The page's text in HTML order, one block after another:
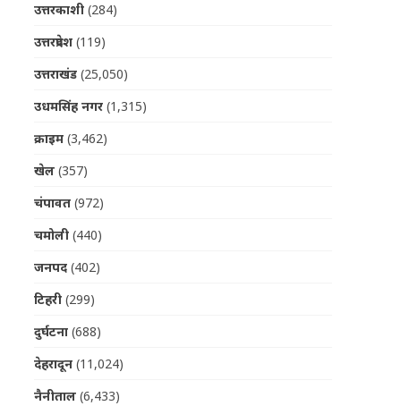
उत्तरकाशी(284)
उत्तरप्रदेश(119)
उत्तराखंड(25,050)
उधमसिंह नगर(1,315)
क्राइम(3,462)
खेल(357)
चंपावत(972)
चमोली(440)
जनपद(402)
टिहरी(299)
दुर्घटना(688)
देहरादून(11,024)
नैनीताल(6,433)